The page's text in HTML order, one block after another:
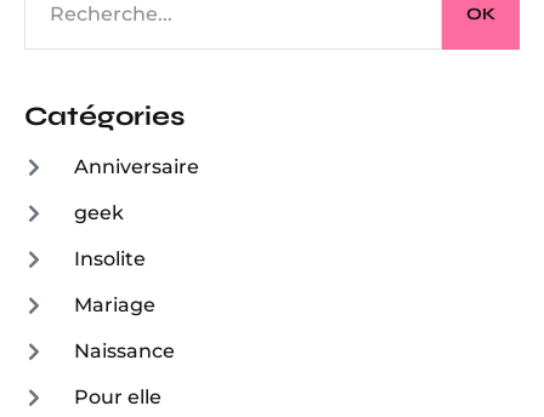
OK
Catégories
Anniversaire
geek
Insolite
Mariage
Naissance
Pour elle